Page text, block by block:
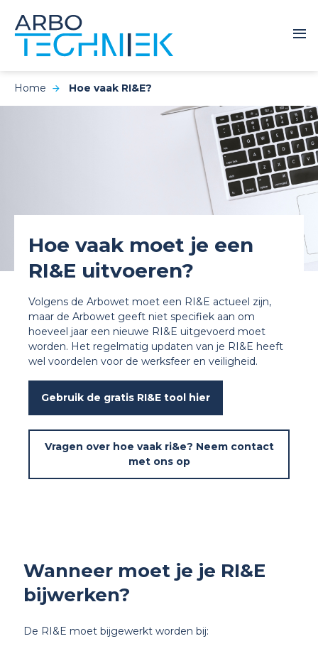
Home Hoe vaak RI&E?
Hoe vaak moet je een
RI&E uitvoeren?
Volgens de Arbowet moet een RI&E actueel zijn,
maar de Arbowet geeft niet specifiek aan om
hoeveel jaar een nieuwe RI&E uitgevoerd moet
worden. Het regelmatig updaten van je RI&E heeft
wel voordelen voor de werksfeer en veiligheid.
Gebruik de gratis RI&E tool hier
Vragen over hoe vaak ri&e? Neem contact
met ons op
Wanneer moet je je RI&E
bijwerken?
De RI&E moet bijgewerkt worden bij: